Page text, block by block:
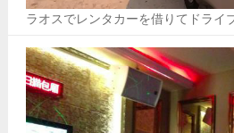
ラオスでレンタカーを借りてドライ